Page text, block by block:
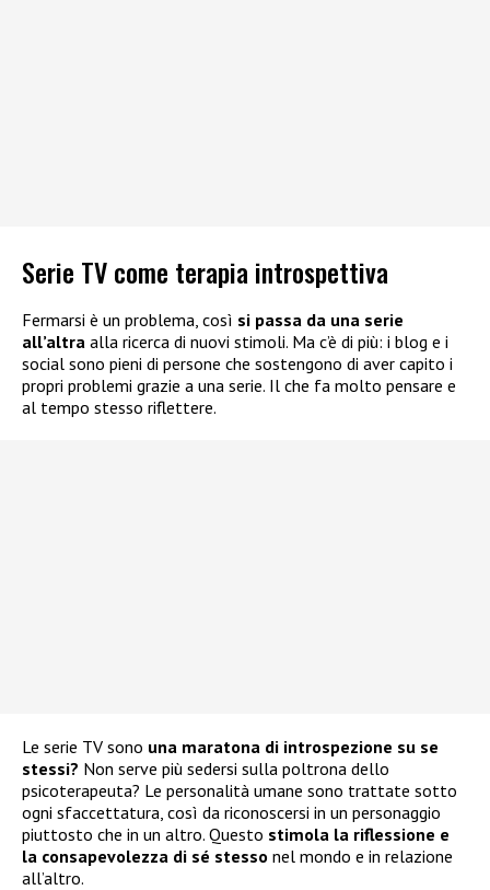
Serie TV come terapia introspettiva
Fermarsi è un problema, così si passa da una serie
all’altra alla ricerca di nuovi stimoli. Ma c’è di più: i blog e i
social sono pieni di persone che sostengono di aver capito i
propri problemi grazie a una serie. Il che fa molto pensare e
al tempo stesso riflettere.
Le serie TV sono una maratona di introspezione su se
stessi? Non serve più sedersi sulla poltrona dello
psicoterapeuta? Le personalità umane sono trattate sotto
ogni sfaccettatura, così da riconoscersi in un personaggio
piuttosto che in un altro. Questo stimola la riflessione e
la consapevolezza di sé stesso nel mondo e in relazione
all’altro.